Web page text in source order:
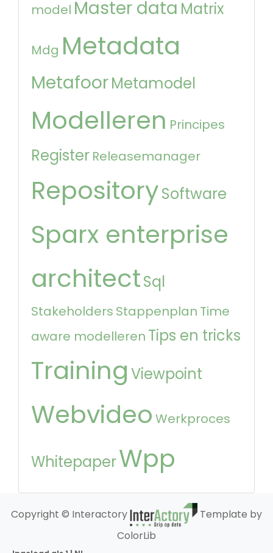
model Master data Matrix
Mdg Metadata
MetafoorMetamodel
Modelleren Principes
Register Releasemanager
RepositorySoftware
Sparx enterprise
architectSql
Stakeholders Stappenplan Time
aware modelleren Tips en tricks
Training Viewpoint
Webvideo Werkproces
WhitepaperWpp
Copyright © Interactory
Template by
ColorLib